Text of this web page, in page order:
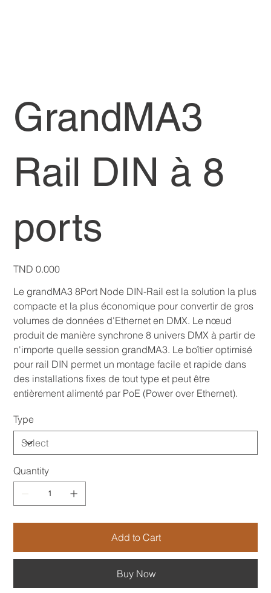
GrandMA3
Rail DIN à 8
ports
Price
TND 0.000
Le grandMA3 8Port Node DIN-Rail est la solution la plus
compacte et la plus économique pour convertir de gros
volumes de données d'Ethernet en DMX. Le nœud
produit de manière synchrone 8 univers DMX à partir de
n'importe quelle session grandMA3. Le boîtier optimisé
pour rail DIN permet un montage facile et rapide dans
des installations fixes de tout type et peut être
entièrement alimenté par PoE (Power over Ethernet).
Type
Quantity
Add to Cart
Buy Now